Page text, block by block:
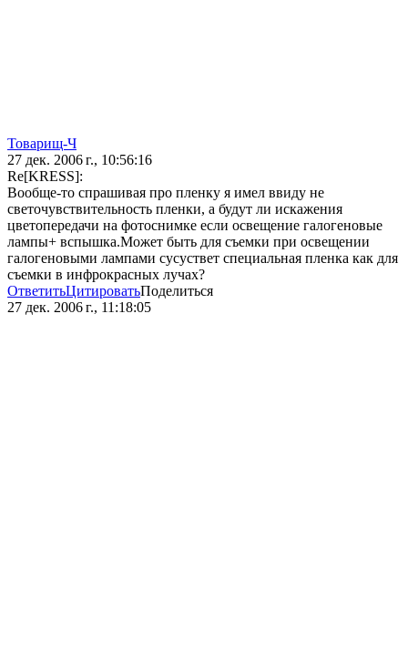
Товарищ-Ч
27 дек. 2006 г., 10:56:16
Re[KRESS]:
Вообще-то спрашивая про пленку я имел ввиду не
светочувствительность пленки, а будут ли искажения
цветопередачи на фотоснимке если освещение галогеновые
лампы+ вспышка.Может быть для съемки при освещении
галогеновыми лампами сусуствет специальная пленка как для
съемки в инфрокрасных лучах?
ОтветитьЦитироватьПоделиться
27 дек. 2006 г., 11:18:05